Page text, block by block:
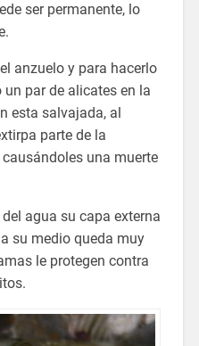
ser permanente, lo
anzuelo y para hacerlo
par de alicates en la
esta salvajada, al
parte de la
una muerte
agua su capa externa
su medio queda muy
le protegen contra